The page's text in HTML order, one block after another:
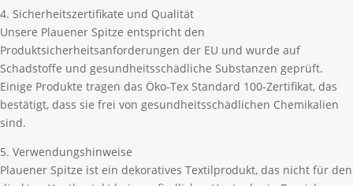
4. Sicherheitszertifikate und Qualität
Unsere Plauener Spitze entspricht den
Produktsicherheitsanforderungen der EU und wurde auf
Schadstoffe und gesundheitsschädliche Substanzen geprüft.
Einige Produkte tragen das Öko-Tex Standard 100-Zertifikat, das
bestätigt, dass sie frei von gesundheitsschädlichen Chemikalien
sind.
5. Verwendungshinweise
Plauener Spitze ist ein dekoratives Textilprodukt, das nicht für den